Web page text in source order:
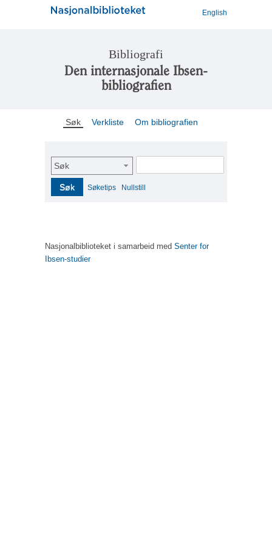
English
Bibliografi
Den internasjonale Ibsen-
bibliografien
Søk Verkliste Om bibliografien
Søk
Søk Søketips Nullstill
Nasjonalbiblioteket i samarbeid med Senter for
Ibsen-studier